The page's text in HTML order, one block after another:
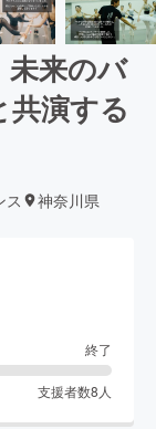
未来のバ
共演する
ス 神奈川県
終了
支援者数8 人